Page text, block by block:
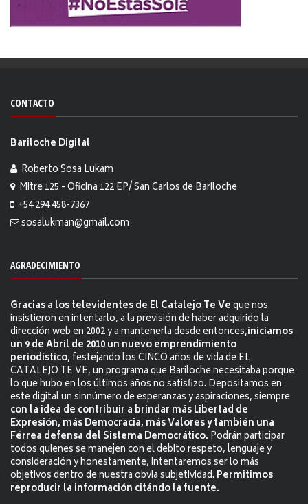
CONTACTO
Bariloche Digital
Roberto Sosa Lukam
Mitre 125 - Oficina 122 EP/ San Carlos de Bariloche
+54 294 458-7367
sosalukman@gmail.com
AGRADECIMIENTO
Gracias a los televidentes de El Catalejo Te Veque nos
insistieron en intentarlo, a la previsión de haber adquirido la
dirección web en 2002 y a mantenerla desde entonces,iniciamos
un 9 de Abril de 2010 un nuevo emprendimiento
periodístico, festejando los CINCO años de vida de EL
CATALEJO TE VE, un programa que Bariloche necesitaba porque
lo que hubo en los últimos años no satisfizo. Depositamos en
este digital un sinnúmero de esperanzas y aspiraciones, siempre
con la idea de contribuir a brindar más Libertad de
Expresión, más Democracia, más Valores y también una
Férrea defensa del Sistema Democrático. Podrán participar
todos quienes se manejen con el debito respeto, lenguaje y
consideración y honestamente, intentaremos ser lo más
objetivos dentro de nuestra obvia subjetividad. Permitimos
reproducir la información citándo la fuente.